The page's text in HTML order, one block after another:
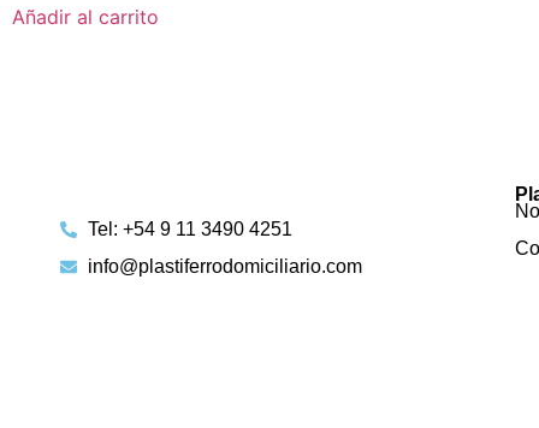
Añadir al carrito
Tel: +54 9 11 3490 4251
info@plastiferrodomiciliario.com